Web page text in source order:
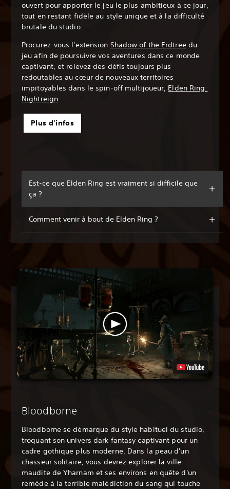
ouvert pour apporter le jeu le plus ambitieux à ce jour,
tout en restant fidèle au style unique et à la difficulté
brutale du studio.
Procurez-vous l'extension Shadow of the Erdtreedu
jeu afin de poursuivre vos aventures dans ce monde
captivant, et relevez des défis toujours plus
redoutables au cœur de nouveaux territoires
impitoyables dans le spin-off multijoueur, Elden Ring:
Nightreign.
Plus d'infos
Est-ce que Elden Ring est vraiment si difficile que
ça ?
Comment venir à bout de Elden Ring ?
Bloodborne
Bloodborne se démarque du style habituel du studio,
troquant son univers dark fantasy captivant pour un
cadre gothique plus moderne. Dans la peau d'un
chasseur solitaire, vous devrez explorer la ville
maudite de Yharnam et ses environs en quête d'un
remède à la terrible malédiction du sang qui touche